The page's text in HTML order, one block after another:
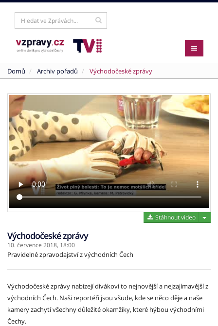
Domů Archiv pořadů Východočeské zprávy
Stáhnout video
Východočeské zprávy
10. července 2018, 18:00
Pravidelné zpravodajství z východních Čech
Východočeské zprávy nabízejí divákovi to nejnovější a nejzajímavější z
východních Čech. Naši reportéři jsou všude, kde se něco děje a naše
kamery zachytí všechny důležité okamžiky, které hýbou východními
Čechy.